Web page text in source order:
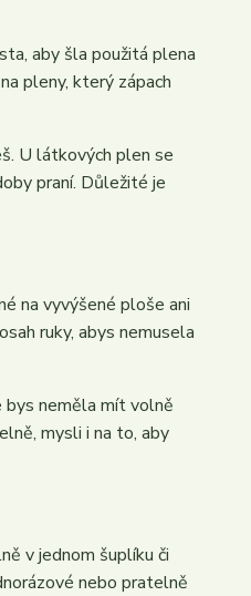
aby šla použitá plena
pleny, který zápach
U látkových plen se
praní. Důležité je
na vyvýšené ploše ani
ruky, abys nemusela
bys neměla mít volně
mysli i na to, aby
v jednom šuplíku či
nebo pratelně